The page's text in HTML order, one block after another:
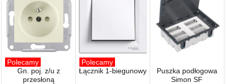
Polecamy
Gn. poj. z/u z
przesłoną
Polecamy
Łącznik 1-biegunowy
Puszka podłogowa
Simon SF